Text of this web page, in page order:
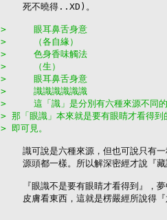
    死不曉得..XD)。
>     眼耳鼻舌身意
>     （各自緣）
>     色身香味觸法
>     （生）
>     眼耳鼻舌身意
>     識識識識識識
>     這「識」是分別有六種來源不同的
> 那「眼識」本來就是要有眼睛才看得到
> 即可見。
識可說是六種來源，但也可說只有
源頭都一樣。所以解深密經才說『
『眼識不是要有眼睛才看得到』，
皮膚看東西，這就是楞嚴經所說得